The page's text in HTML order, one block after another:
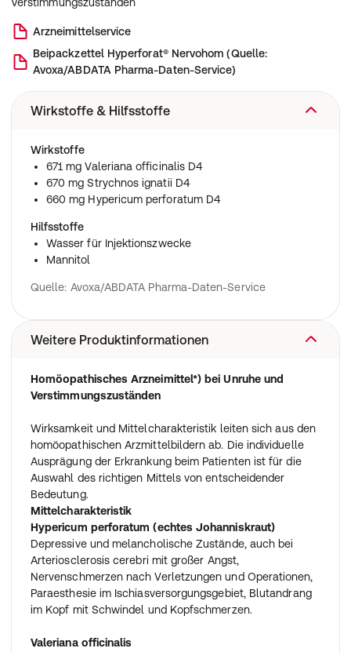
Arzneimittelservice
Beipackzettel Hyperforat® Nervohom (Quelle:
Avoxa/ABDATA Pharma-Daten-Service)
Wirkstoffe & Hilfsstoffe
Wirkstoffe
671 mg Valeriana officinalis D4
670 mg Strychnos ignatii D4
660 mg Hypericum perforatum D4
Hilfsstoffe
Wasser für Injektionszwecke
Mannitol
Quelle: Avoxa/ABDATA Pharma-Daten-Service
Weitere Produktinformationen
Homöopathisches Arzneimittel*) bei Unruhe und
Verstimmungszuständen
Wirksamkeit und Mittelcharakteristik leiten sich aus den
homöopathischen Arzmittelbildern ab. Die individuelle
Ausprägung der Erkrankung beim Patienten ist für die
Auswahl des richtigen Mittels von entscheidender
Bedeutung.
Mittelcharakteristik
Hypericum perforatum (echtes Johanniskraut)
Depressive und melancholische Zustände, auch bei
Arteriosclerosis cerebri mit großer Angst,
Nervenschmerzen nach Verletzungen und Operationen,
Paraesthesie im Ischiasversorgungsgebiet, Blutandrang
im Kopf mit Schwindel und Kopfschmerzen.
Valeriana officinalis